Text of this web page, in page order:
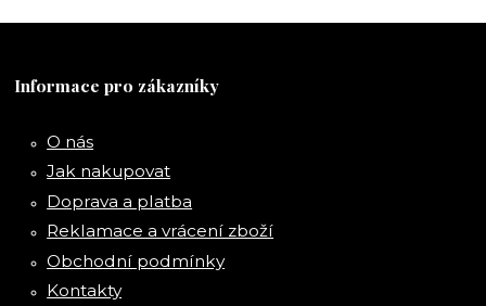
Informace pro zákazníky
O nás
Jak nakupovat
Doprava a platba
Reklamace a vrácení zboží
Obchodní podmínky
Kontakty